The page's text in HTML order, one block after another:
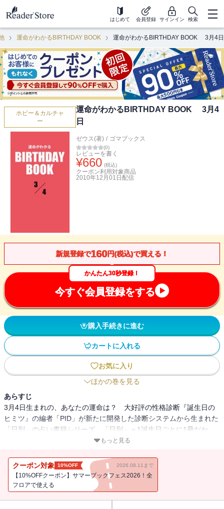
はじめて 会員登録 サインイン 検索
運命がわかるBIRTHDAY BOOK 運命がわかるBIRTHDAY BOOK 3月4日
ホビー＆カルチャ
ー
運命がわかるBIRTHDAY BOOK 3月4
日
ゼウス(著) / ゴマブックス
(0)
レビューを書く
¥660 (税込)
クーポン利用対象商品
2010年12月01日 配信
新規登録で160円(税込)で買える！
かんたん30秒登録！
今すぐ会員登録をする
購入手続きに進む
カートに入れる
お気に入り
ほかの巻を見る
あらすじ
3月4日生まれの、あなたの運命は？ 大好評の性格診断『誕生日の
ヒミツ』の編者「PID」が新たに開発した診断システムから生まれた
「日別」の占い書籍シリーズ。「日別」＝1誕生日ごとに1冊だか
ら、バースデーギフトにも最適だ！もっと見る
クーポン対象 10%OFF 2026.08.11まで
【10%OFFクーポン】サマーブックフェス2026！全
フロアで使える